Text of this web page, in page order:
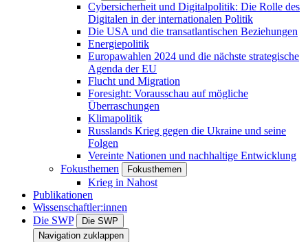
Cybersicherheit und Digitalpolitik: Die Rolle des
Digitalen in der internationalen Politik
Die USA und die transatlantischen Beziehungen
Energiepolitik
Europawahlen 2024 und die nächste strategische
Agenda der EU
Flucht und Migration
Foresight: Vorausschau auf mögliche
Überraschungen
Klimapolitik
Russlands Krieg gegen die Ukraine und seine
Folgen
Vereinte Nationen und nachhaltige Entwicklung
Fokusthemen
Fokusthemen
Krieg in Nahost
Publikationen
Wissenschaftler:innen
Die SWP
Die SWP
Navigation zuklappen